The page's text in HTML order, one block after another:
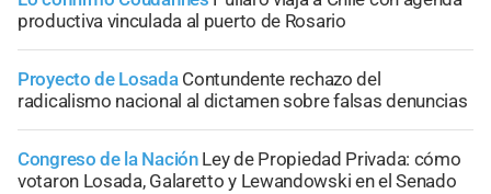
productiva vinculada al puerto de Rosario
Proyecto de Losada Contundente rechazo del
radicalismo nacional al dictamen sobre falsas denuncias
Congreso de la Nación Ley de Propiedad Privada: cómo
votaron Losada, Galaretto y Lewandowski en el Senado